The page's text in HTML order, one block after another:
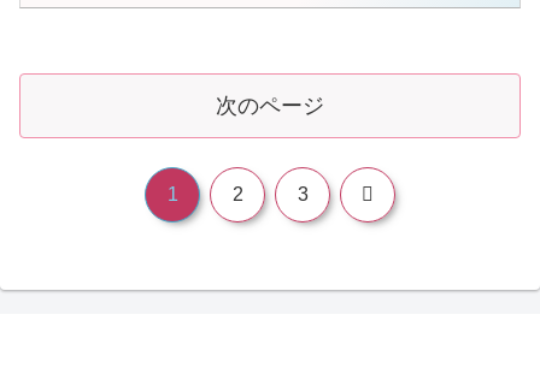
次のページ
1 2 3 次